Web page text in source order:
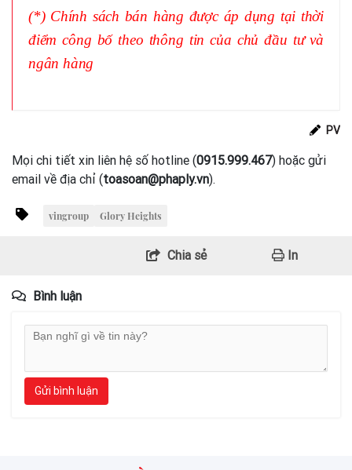
(*) Chính sách bán hàng được áp dụng tại thời
điểm công bố theo thông tin của chủ đầu tư và
ngân hàng
PV
Mọi chi tiết xin liên hệ số hotline (0915.999.467) hoặc gửi
email về địa chỉ (toasoan@phaply.vn).
vingroup Glory Heights
Chia sẻ In
Bình luận
Gửi bình luận